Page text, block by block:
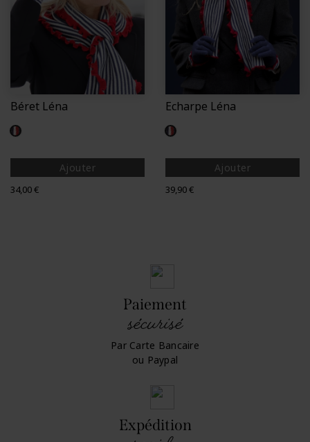
Béret Léna
Rouge Saphir
Ajouter
Prix
34,00 €
Echarpe Léna
Rouge Saphir
Ajouter
Prix
39,90 €
Paiement
sécurisé
Par Carte Bancaire
ou Paypal
Expédition